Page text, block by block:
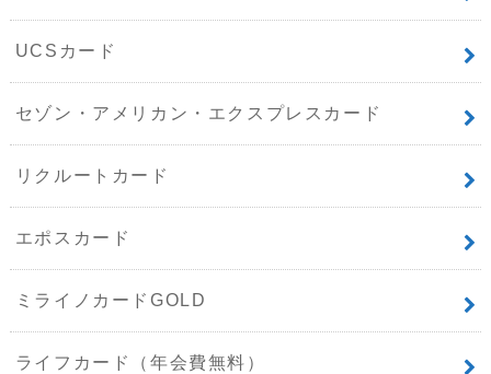
UCSカード
セゾン・アメリカン・エクスプレスカード
リクルートカード
エポスカード
ミライノカードGOLD
ライフカード（年会費無料）